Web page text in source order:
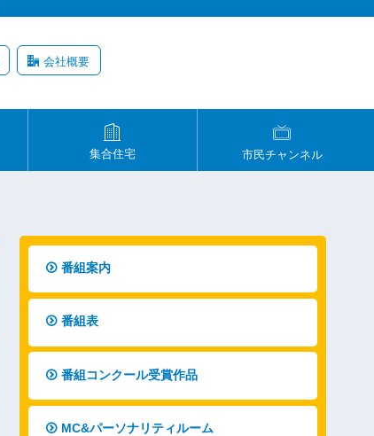
会社概要
集合住宅 市民チャンネル
番組案内
番組表
番組コンクール受賞作品
MC&パーソナリティルーム